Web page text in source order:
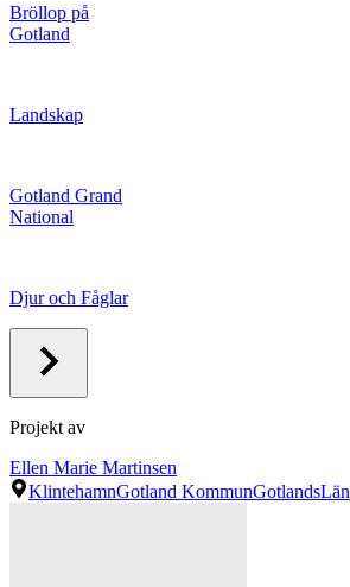
Bröllop på
Gotland
Landskap
Gotland Grand
National
Djur och Fåglar
Projekt av
Ellen Marie Martinsen
KlintehamnGotland KommunGotlandsLän